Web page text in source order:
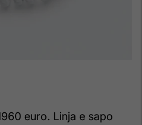
euro. Linja e sapo